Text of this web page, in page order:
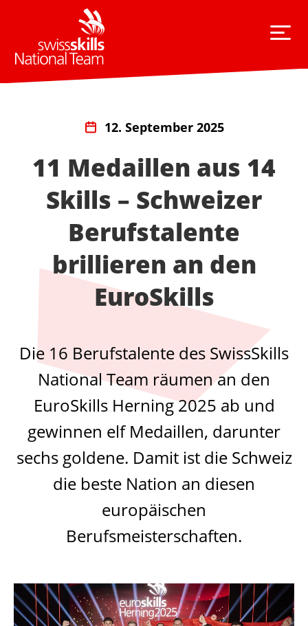
12. September 2025
11 Medaillen aus 14
Skills – Schweizer
Berufstalente
brillieren an den
EuroSkills
Die 16 Berufstalente des SwissSkills
National Team räumen an den
EuroSkills Herning 2025 ab und
gewinnen elf Medaillen, darunter
sechs goldene. Damit ist die Schweiz
die beste Nation an diesen
europäischen
Berufsmeisterschaften.